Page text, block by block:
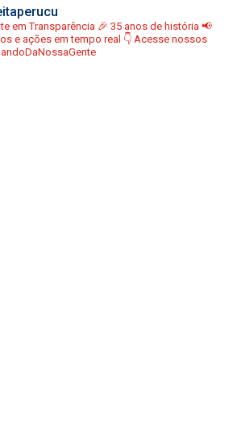
em Transparência 🎉 35 anos de história 📢
e ações em tempo real 👇 Acesse nossos